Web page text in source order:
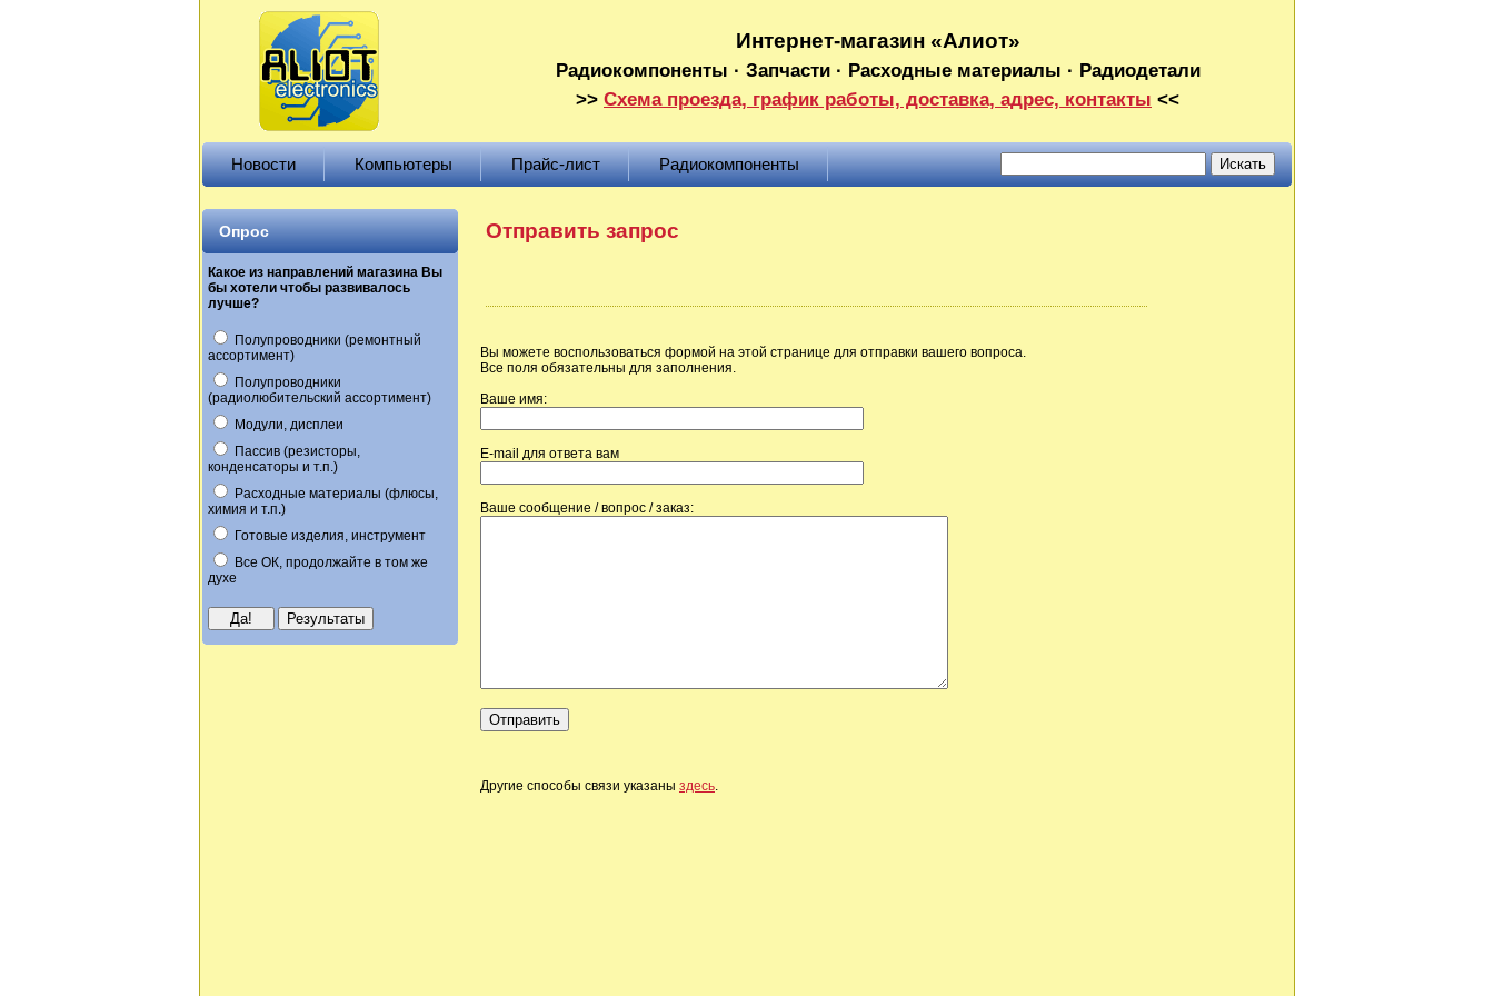
Интернет-магазин «Алиот»
Радиокомпоненты · Запчасти · Расходные материалы · Радиодетали
>> Схема проезда, график работы, доставка, адрес, контакты <<
Новости Компьютеры Прайс-лист Радиокомпоненты
Опрос
Какое из направлений магазина Вы
бы хотели чтобы развивалось
лучше?
Полупроводники (ремонтный
ассортимент)
Полупроводники
(радиолюбительский ассортимент)
Модули, дисплеи
Пассив (резисторы,
конденсаторы и т.п.)
Расходные материалы (флюсы,
химия и т.п.)
Готовые изделия, инструмент
Все ОК, продолжайте в том же
духе
Отправить запрос
Вы можете воспользоваться формой на этой странице для отправки вашего вопроса.
Все поля обязательны для заполнения.
Ваше имя:
E-mail для ответа вам
Ваше сообщение / вопрос / заказ:
Другие способы связи указаны здесь.